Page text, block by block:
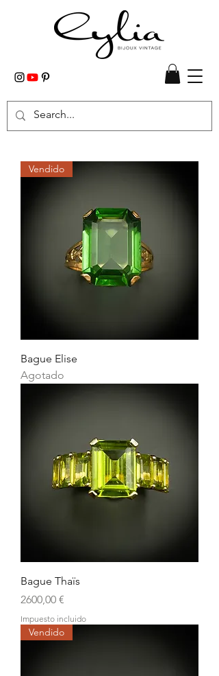
Vendido
Bague Elise
Agotado
Bague Thaïs
Precio
2600,00 €
Impuesto incluido
Vendido